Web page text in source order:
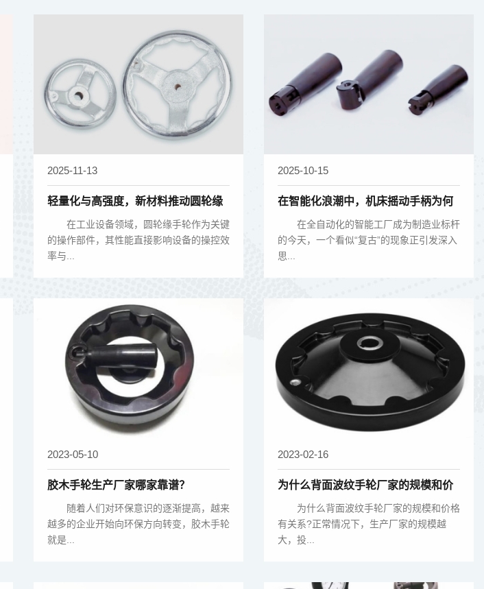
2025-11-13
轻量化与高强度，新材料推动圆轮缘
手轮的技术革新
在工业设备领域，圆轮缘手轮作为关键
的操作部件，其性能直接影响设备的操控效
率与...
2025-10-15
在智能化浪潮中，机床摇动手柄为何
在2025年重获新生？
在全自动化的智能工厂成为制造业标杆
的今天，一个看似“复古”的现象正引发深入
思...
2023-05-10
胶木手轮生产厂家哪家靠谱？
随着人们对环保意识的逐渐提高，越来
越多的企业开始向环保方向转变，胶木手轮
就是...
2023-02-16
为什么背面波纹手轮厂家的规模和价
格有关系？
为什么背面波纹手轮厂家的规模和价格
有关系?正常情况下，生产厂家的规模越
大，投...